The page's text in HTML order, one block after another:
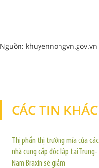
Nguồn: khuyennongvn.gov.vn
CÁC TIN KHÁC
Thị phần thị trường mía của các
nhà cung cấp độc lập tại Trung-
Nam Braxin sẽ giảm